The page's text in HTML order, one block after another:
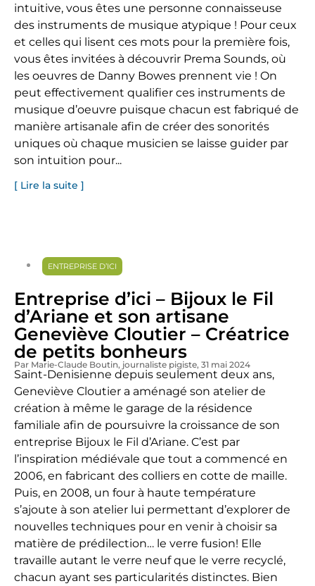
intuitive, vous êtes une personne connaisseuse
des instruments de musique atypique ! Pour ceux
et celles qui lisent ces mots pour la première fois,
vous êtes invitées à découvrir Prema Sounds, où
les oeuvres de Danny Bowes prennent vie ! On
peut effectivement qualifier ces instruments de
musique d’oeuvre puisque chacun est fabriqué de
manière artisanale afin de créer des sonorités
uniques où chaque musicien se laisse guider par
son intuition pour...
[ Lire la suite ]
ENTREPRISE D’ICI
Entreprise d’ici – Bijoux le Fil
d’Ariane et son artisane
Geneviève Cloutier – Créatrice
de petits bonheurs
Par Marie-Claude Boutin, journaliste pigiste, 31 mai 2024
Saint-Denisienne depuis seulement deux ans,
Geneviève Cloutier a aménagé son atelier de
création à même le garage de la résidence
familiale afin de poursuivre la croissance de son
entreprise Bijoux le Fil d’Ariane. C’est par
l’inspiration médiévale que tout a commencé en
2006, en fabricant des colliers en cotte de maille.
Puis, en 2008, un four à haute température
s’ajoute à son atelier lui permettant d’explorer de
nouvelles techniques pour en venir à choisir sa
matière de prédilection… le verre fusion! Elle
travaille autant le verre neuf que le verre recyclé,
chacun ayant ses particularités distinctes. Bien